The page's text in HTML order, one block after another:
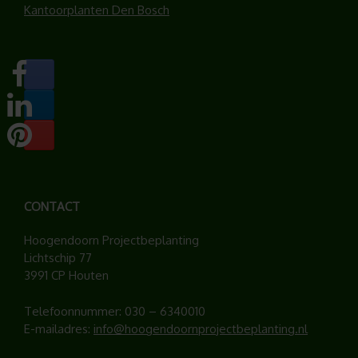
Kantoorplanten Den Bosch
CONTACT
Hoogendoorn Projectbeplanting
Lichtschip 77
3991 CP Houten
Telefoonnummer: 030 – 6340010
E-mailadres: info@hoogendoornprojectbeplanting.nl